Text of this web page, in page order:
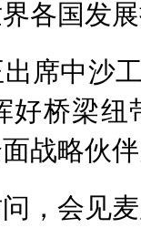
各国发
中沙工
好桥梁
战略伙
会见麦